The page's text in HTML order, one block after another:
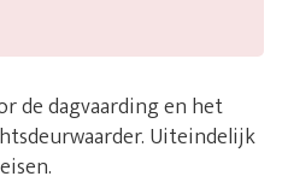
de dagvaarding en het
Uiteindelijk